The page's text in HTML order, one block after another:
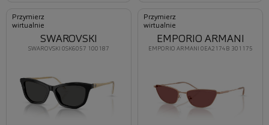
Przymierz
wirtualnie
SWAROVSKI 0SK6057 100187
SWAROVSKI
Przymierz
wirtualnie
EMPORIO ARMANI 0EA2174B 301175
EMPORIO ARMANI